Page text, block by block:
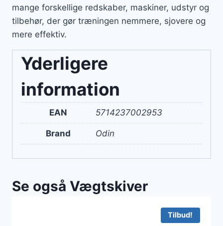
mange forskellige redskaber, maskiner, udstyr og
tilbehør, der gør træningen nemmere, sjovere og
mere effektiv.
Yderligere
information
EAN 5714237002953
Brand Odin
Se også Vægtskiver
Tilbud!